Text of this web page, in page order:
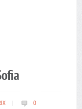
0